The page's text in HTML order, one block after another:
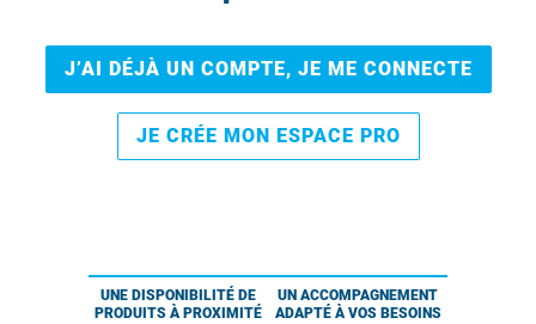
J’AI DÉJÀ UN COMPTE, JE ME CONNECTE
JE CRÉE MON ESPACE PRO
UNE DISPONIBILITÉ DE
PRODUITS À PROXIMITÉ
UN ACCOMPAGNEMENT
ADAPTÉ À VOS BESOINS